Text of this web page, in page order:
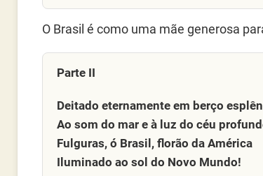
O Brasil é como uma mãe generosa
Parte II
Deitado eternamente em berço
Ao som do mar e à luz do céu
Fulguras, ó Brasil, florão da América
Iluminado ao sol do Novo Mundo!